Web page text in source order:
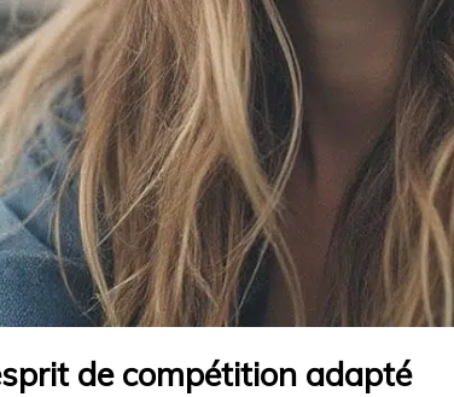
de compétition adapté